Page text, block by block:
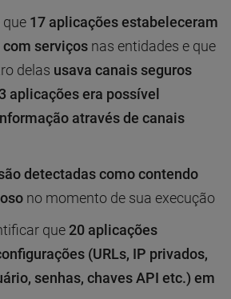
17 aplicações estabeleceram
serviços nas entidades e que
delas usava canais seguros
aplicações era possível
através de canais
detectadas como contendo
no momento de sua execução
que20 aplicações
(URLs, IP privados,
senhas, chaves API etc.) em